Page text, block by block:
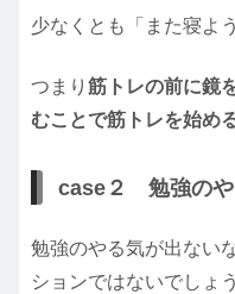
少なくとも「また寝よ
つまり 筋トレの前に鏡
むことで筋トレを始め
case２ 勉強のや
勉強のやる気が出ない
ションではないでしょ